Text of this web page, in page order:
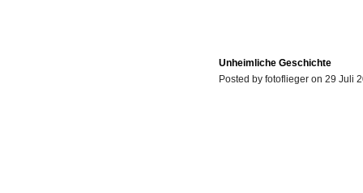
Unheimliche Geschichte
Posted by fotoflieger on 29 Juli